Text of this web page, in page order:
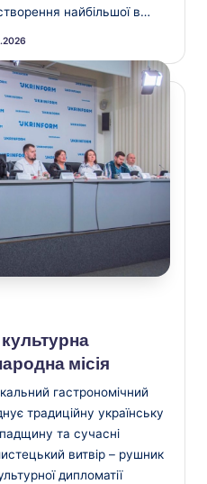
найбільшої в…
місія
гастрономічний
традиційну українську
та сучасні
витвір – рушник
дипломатії